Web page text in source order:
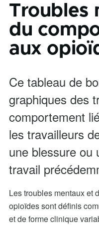
Troubles
du
aux
Ce tableau de
graphiques des
comportement
les travailleurs
une blessure ou
travail
Les troubles mentaux et
opioïdes sont définis
et de forme clinique